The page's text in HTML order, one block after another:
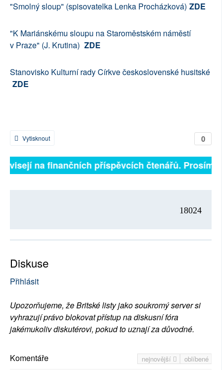
"Smolný sloup" (spisovatelka Lenka Procházková) ZDE
"K Mariánskému sloupu na Staroměstském náměstí
v Praze" (J. Krutina) ZDE
Stanovisko Kulturní rady Církve československé husitské
ZDE
0
Vytisknout
na finančních příspěvcích čtenářů.
18024
Diskuse
Přihlásit
Upozorňujeme, že Britské listy jako soukromý server si
vyhrazují právo blokovat přístup na diskusní fóra
jakémukoliv diskutérovi, pokud to uznají za důvodné.
nejnovější oblíbené
Komentáře